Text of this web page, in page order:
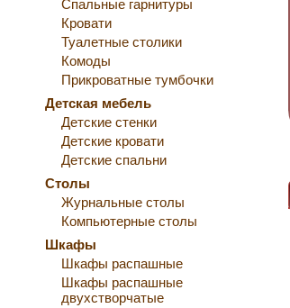
Спальные гарнитуры
Кровати
Туалетные столики
Комоды
Прикроватные тумбочки
Детская мебель
Детские стенки
Детские кровати
Детские спальни
Столы
Журнальные столы
Компьютерные столы
Шкафы
Шкафы распашные
Шкафы распашные
двухстворчатые